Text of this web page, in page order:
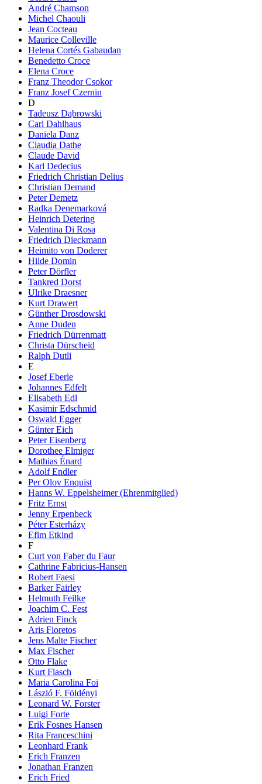
André Chamson
Michel Chaouli
Jean Cocteau
Maurice Colleville
Helena Cortés Gabaudan
Benedetto Croce
Elena Croce
Franz Theodor Csokor
Franz Josef Czernin
D
Tadeusz Dąbrowski
Carl Dahlhaus
Daniela Danz
Claudia Dathe
Claude David
Karl Dedecius
Friedrich Christian Delius
Christian Demand
Peter Demetz
Radka Denemarková
Heinrich Detering
Valentina Di Rosa
Friedrich Dieckmann
Heimito von Doderer
Hilde Domin
Peter Dörfler
Tankred Dorst
Ulrike Draesner
Kurt Drawert
Günther Drosdowski
Anne Duden
Friedrich Dürrenmatt
Christa Dürscheid
Ralph Dutli
E
Josef Eberle
Johannes Edfelt
Elisabeth Edl
Kasimir Edschmid
Oswald Egger
Günter Eich
Peter Eisenberg
Dorothee Elmiger
Mathias Énard
Adolf Endler
Per Olov Enquist
Hanns W. Eppelsheimer (Ehrenmitglied)
Fritz Ernst
Jenny Erpenbeck
Péter Esterházy
Efim Etkind
F
Curt von Faber du Faur
Cathrine Fabricius-Hansen
Robert Faesi
Barker Fairley
Helmuth Feilke
Joachim C. Fest
Adrien Finck
Aris Fioretos
Jens Malte Fischer
Max Fischer
Otto Flake
Kurt Flasch
Maria Carolina Foi
László F. Földényi
Leonard W. Forster
Luigi Forte
Erik Fosnes Hansen
Rita Franceschini
Leonhard Frank
Erich Franzen
Jonathan Franzen
Erich Fried